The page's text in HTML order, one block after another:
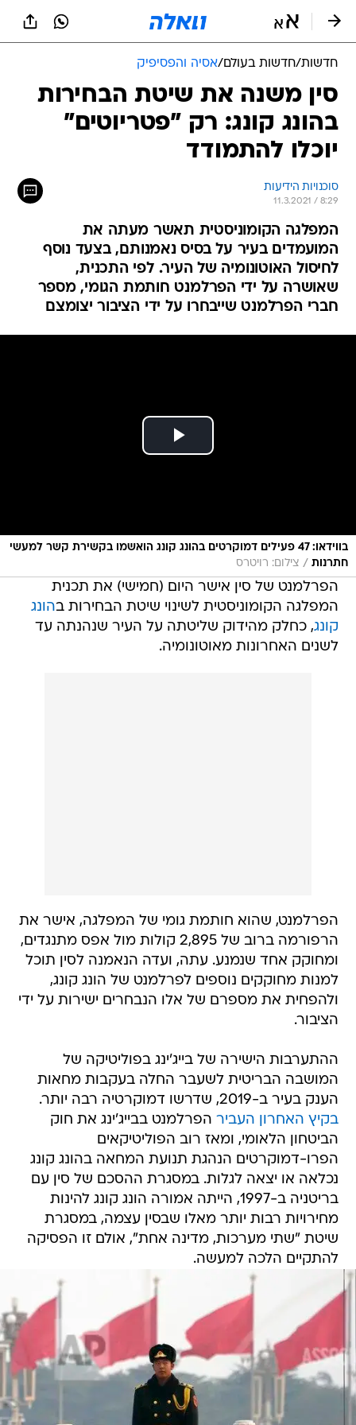
חדשות/חדשות בעולם/אסיה והפסיפיק
סין משנה את שיטת הבחירות
בהונג קונג: רק "פטריוטים"
יוכלו להתמודד
סוכנויות הידיעות
11.3.2021 / 8:29
המפלגה הקומוניסטית תאשר מעתה את
המועמדים בעיר על בסיס נאמנותם, בצעד נוסף
לחיסול האוטונומיה של העיר. לפי התכנית,
שאושרה על ידי הפרלמנט חותמת הגומי, מספר
חברי הפרלמנט שייבחרו על ידי הציבור יצומצם
בווידאו: 47 פעילים דמוקרטים בהונג קונג הואשמו בקשירת קשר למעשי
חתרנות / צילום: רויטרס
הפרלמנט של סין אישר היום (חמישי) את תכנית
המפלגה הקומוניסטית לשינוי שיטת הבחירות בהונג
קונג, כחלק מהידוק שליטתה על העיר שנהנתה עד
לשנים האחרונות מאוטונומיה.
הפרלמנט, שהוא חותמת גומי של המפלגה, אישר את
הרפורמה ברוב של 2,895 קולות מול אפס מתנגדים,
ומחוקק אחד שנמנע. עתה, ועדה הנאמנה לסין תוכל
למנות מחוקקים נוספים לפרלמנט של הונג קונג,
ולהפחית את מספרם של אלו הנבחרים ישירות על ידי
הציבור.
ההתערבות הישירה של בייג'ינג בפוליטיקה של
המושבה הבריטית לשעבר החלה בעקבות מחאות
הענק בעיר ב-2019, שדרשו דמוקרטיה רבה יותר.
בקיץ האחרון העביר הפרלמנט בבייג'ינג את חוק
הביטחון הלאומי, ומאז רוב הפוליטיקאים
הפרו-דמוקרטים הנהגת תנועת המחאה בהונג קונג
נכלאה או יצאה לגלות. במסגרת ההסכם של סין עם
בריטניה ב-1997, הייתה אמורה הונג קונג להינות
מחירויות רבות יותר מאלו שבסין עצמה, במסגרת
שיטת "שתי מערכות, מדינה אחת", אולם זו הפסיקה
להתקיים הלכה למעשה.